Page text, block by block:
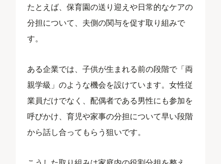
たとえば、保育園の送り迎えや日常的なケアの
分担について、夫側の関与を促す取り組みで
す。
ある企業では、子供が生まれる前の段階で「両
親学級」のような機会を設けています。女性従
業員だけでなく、配偶者である男性にも参加を
呼びかけ、育児や家事の分担について早い段階
から話し合ってもらう狙いです。